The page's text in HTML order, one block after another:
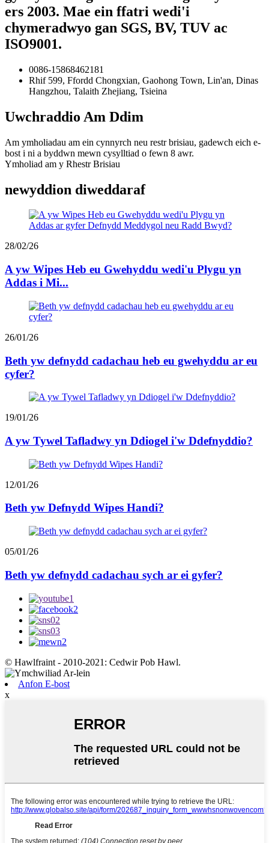
ers 2003. Mae ein ffatri wedi'i
chymeradwyo gan SGS, BV, TUV ac
ISO9001.
0086-15868462181
Rhif 599, Ffordd Chongxian, Gaohong Town, Lin'an, Dinas
Hangzhou, Talaith Zhejiang, Tsieina
Uwchraddio Am Ddim
Am ymholiadau am ein cynnyrch neu restr brisiau, gadewch eich e-
bost i ni a byddwn mewn cysylltiad o fewn 8 awr.
Ymholiad am y Rhestr Brisiau
newyddion diweddaraf
28/02/26
A yw Wipes Heb eu Gwehyddu wedi'u Plygu yn
Addas i Mi...
26/01/26
Beth yw defnydd cadachau heb eu gwehyddu ar eu
cyfer?
19/01/26
A yw Tywel Tafladwy yn Ddiogel i'w Ddefnyddio?
12/01/26
Beth yw Defnydd Wipes Handi?
05/01/26
Beth yw defnydd cadachau sych ar ei gyfer?
© Hawlfraint - 2010-2021: Cedwir Pob Hawl.
Anfon E-bost
x